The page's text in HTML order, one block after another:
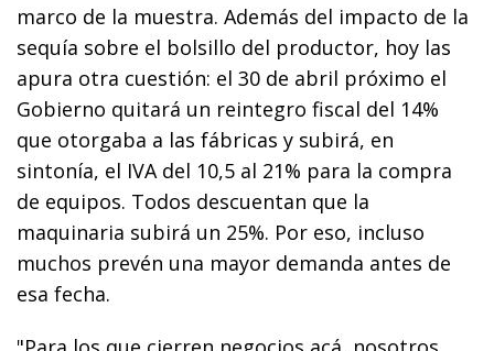
marco de la muestra. Además del impacto de la
sequía sobre el bolsillo del productor, hoy las
apura otra cuestión: el 30 de abril próximo el
Gobierno quitará un reintegro fiscal del 14%
que otorgaba a las fábricas y subirá, en
sintonía, el IVA del 10,5 al 21% para la compra
de equipos. Todos descuentan que la
maquinaria subirá un 25%. Por eso, incluso
muchos prevén una mayor demanda antes de
esa fecha.